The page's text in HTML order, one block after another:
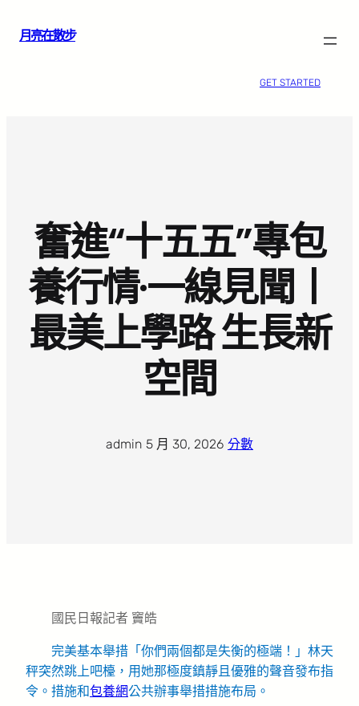
月亮在散步
GET STARTED
奮進“十五五”專包
養行情·一線見聞丨
最美上學路 生長新
空間
admin 5 月 30, 2026 分數
國民日報記者 竇皓
完美基本舉措「你們兩個都是失衡的極端！」林天
秤突然跳上吧檯，用她那極度鎮靜且優雅的聲音發布指
令。措施和包養網公共辦事舉措措施布局。